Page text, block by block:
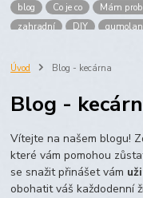
blog
Co je co Mám
zahradní
DIY
Prokloub
Vláknina
maltodextrin
škrob
Úvod Blog - kecárna
Blog -
Vítejte na našem blogu!
které vám pomohou
se snažit přinášet vám
obohatit váš každodenní